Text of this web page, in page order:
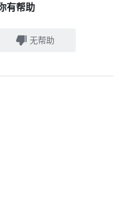
有帮助
无帮助